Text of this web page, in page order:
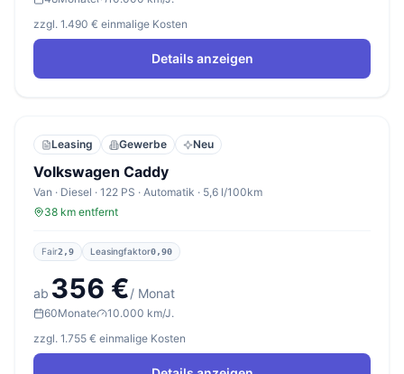
zzgl. 1.490 € einmalige Kosten
Details anzeigen
Leasing Gewerbe Neu
Volkswagen Caddy
Van · Diesel · 122 PS · Automatik · 5,6 l/100km
38 km entfernt
Fair2,9 Leasingfaktor0,90
ab 356 €/ Monat
60Monate
10.000 km/J.
zzgl. 1.755 € einmalige Kosten